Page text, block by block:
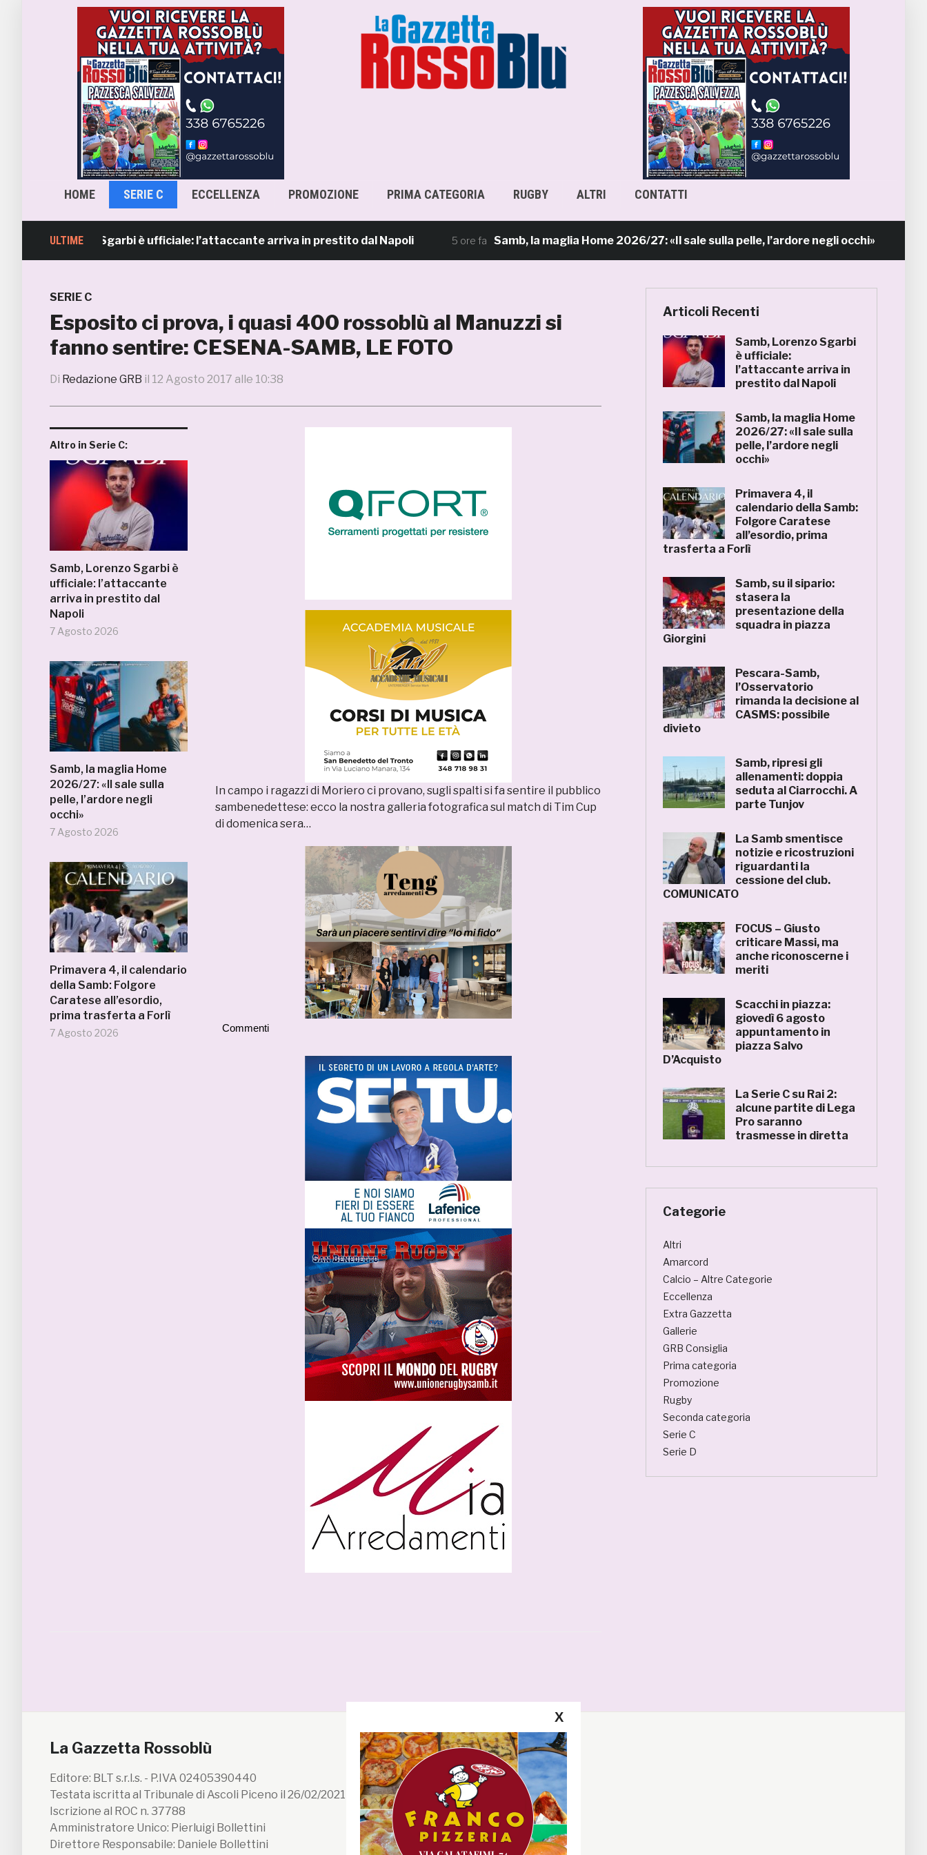
HOME SERIE C ECCELLENZA PROMOZIONE PRIMA CATEGORIA RUGBY ALTRI CONTATTI
ULTIME
Lorenzo Sgarbi è ufficiale: l’attaccante arriva in prestito dal Napoli 5 ore fa Samb, la maglia Home 2026/27: «Il sale sulla pelle, l’ardore negli occhi»
SERIE C
Esposito ci prova, i quasi 400 rossoblù al Manuzzi si
fanno sentire: CESENA-SAMB, LE FOTO
Di Redazione GRB il 12 Agosto 2017 alle 10:38
Altro in Serie C:
Samb, Lorenzo Sgarbi è
ufficiale: l’attaccante
arriva in prestito dal
Napoli
7 Agosto 2026
Samb, la maglia Home
2026/27: «Il sale sulla
pelle, l’ardore negli
occhi»
7 Agosto 2026
Primavera 4, il calendario
della Samb: Folgore
Caratese all’esordio,
prima trasferta a Forlì
7 Agosto 2026
In campo i ragazzi di Moriero ci provano, sugli spalti si fa sentire il pubblico
sambenedettese: ecco la nostra galleria fotografica sul match di Tim Cup
di domenica sera…
Commenti
Articoli Recenti
Samb, Lorenzo Sgarbi
è ufficiale:
l’attaccante arriva in
prestito dal Napoli
Samb, la maglia Home
2026/27: «Il sale sulla
pelle, l’ardore negli
occhi»
Primavera 4, il
calendario della Samb:
Folgore Caratese
all’esordio, prima
trasferta a Forlì
Samb, su il sipario:
stasera la
presentazione della
squadra in piazza
Giorgini
Pescara-Samb,
l’Osservatorio
rimanda la decisione al
CASMS: possibile
divieto
Samb, ripresi gli
allenamenti: doppia
seduta al Ciarrocchi. A
parte Tunjov
La Samb smentisce
notizie e ricostruzioni
riguardanti la
cessione del club.
COMUNICATO
FOCUS – Giusto
criticare Massi, ma
anche riconoscerne i
meriti
Scacchi in piazza:
giovedì 6 agosto
appuntamento in
piazza Salvo
D’Acquisto
La Serie C su Rai 2:
alcune partite di Lega
Pro saranno
trasmesse in diretta
Categorie
Altri
Amarcord
Calcio – Altre Categorie
Eccellenza
Extra Gazzetta
Gallerie
GRB Consiglia
Prima categoria
Promozione
Rugby
Seconda categoria
Serie C
Serie D
La Gazzetta Rossoblù
Editore: BLT s.r.l.s. - P.IVA 02405390440
Testata iscritta al Tribunale di Ascoli Piceno il 26/02/2021 n. 199/2021
Iscrizione al ROC n. 37788
Amministratore Unico: Pierluigi Bollettini
Direttore Responsabile: Daniele Bollettini
Segui la GRB
Facebook
Instagram
X